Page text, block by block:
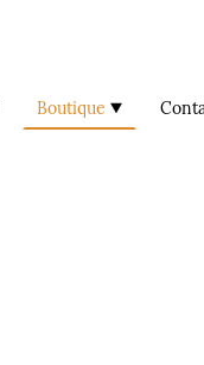
Boutique